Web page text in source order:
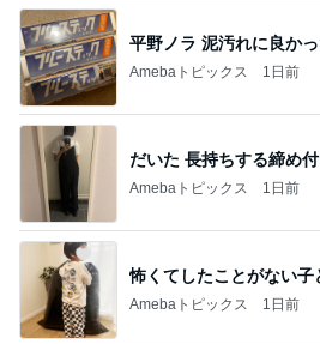
平野ノラ 泥汚れに良か
Amebaトピックス 1日前
だいた 長持ちする締め
Amebaトピックス 1日前
怖くてしたことがない子
Amebaトピックス 1日前